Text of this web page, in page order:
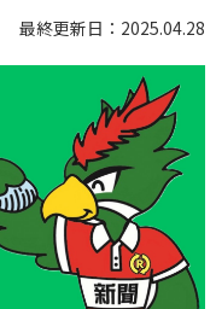
最終更新日：2025.04.28